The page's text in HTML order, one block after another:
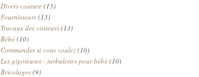
Divers couture (13)
Fournisseurs (13)
Travaux des visiteurs (13)
Bébé (10)
Commander si vous voulez (10)
Les gigoteuses - turbulettes pour bébé (10)
Bricolages (9)